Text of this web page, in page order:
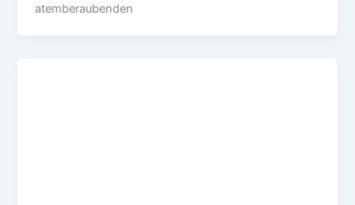
atemberaubenden